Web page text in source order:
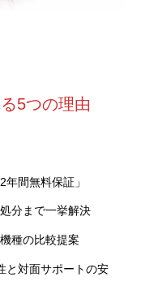
5つの理由
間無料保証」
分まで一挙解決
種の比較提案
と対面サポートの安